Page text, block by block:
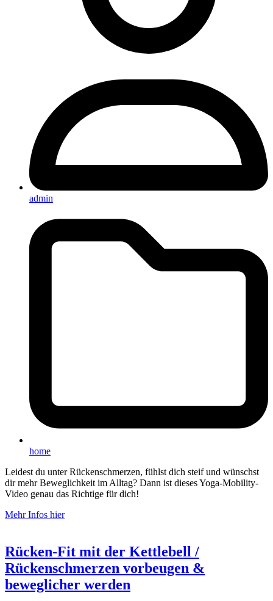
admin
home
Leidest du unter Rückenschmerzen, fühlst dich steif und wünschst
dir mehr Beweglichkeit im Alltag? Dann ist dieses Yoga-Mobility-
Video genau das Richtige für dich!
Mehr Infos hier
Rücken-Fit mit der Kettlebell /
Rückenschmerzen vorbeugen &
beweglicher werden